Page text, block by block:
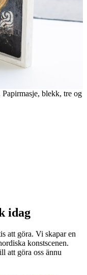
Papirmasje, blekk, tre og
idag
att göra. Vi skapar en
konstscenen.
att göra oss ännu